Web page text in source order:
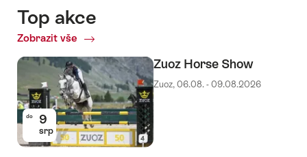
Top akce
Zobrazit vše
Top
do 9
srp
Zuoz Horse Show
Zuoz, 06.08. - 09.08.2026